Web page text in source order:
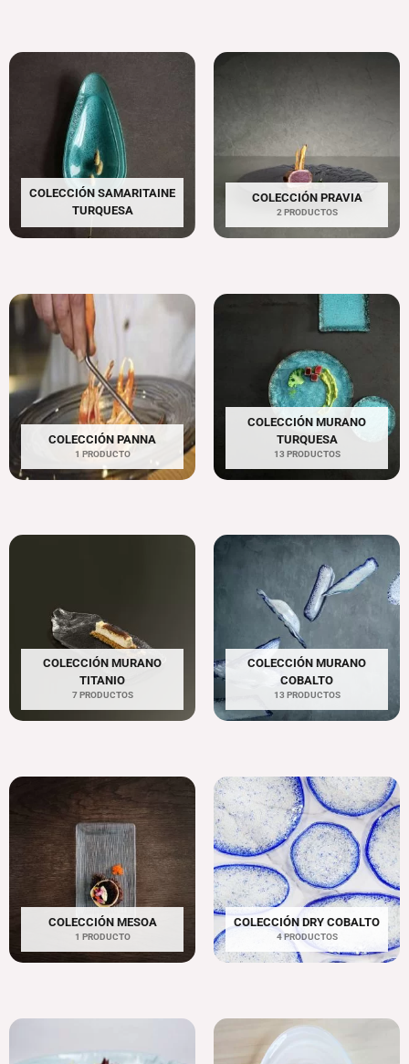
COLECCIÓN SAMARITAINE
TURQUESA
COLECCIÓN PRAVIA
2 PRODUCTOS
COLECCIÓN PANNA
1 PRODUCTO
COLECCIÓN MURANO
TURQUESA
13 PRODUCTOS
COLECCIÓN MURANO
TITANIO
7 PRODUCTOS
COLECCIÓN MURANO
COBALTO
13 PRODUCTOS
COLECCIÓN MESOA
1 PRODUCTO
COLECCIÓN DRY COBALTO
4 PRODUCTOS